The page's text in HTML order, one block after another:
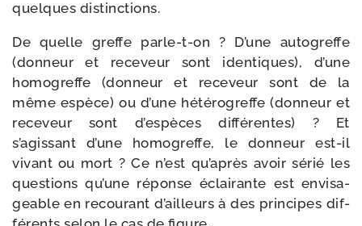
quelques distinctions.
De quelle greffe parle-​t-​on ? D’une auto­greffe
(don­neur et rece­veur sont iden­tiques), d’une
homo­greffe (don­neur et rece­veur sont de la
même espèce) ou d’une hété­ro­greffe (don­neur et
rece­veur sont d’espèces dif­fé­rentes) ? Et
s’agissant d’une homo­greffe, le don­neur est-​il
vivant ou mort ? Ce n’est qu’après avoir sérié les
ques­tions qu’une réponse éclai­rante est envi­sa­
geable en recou­rant d’ailleurs à des prin­cipes dif­